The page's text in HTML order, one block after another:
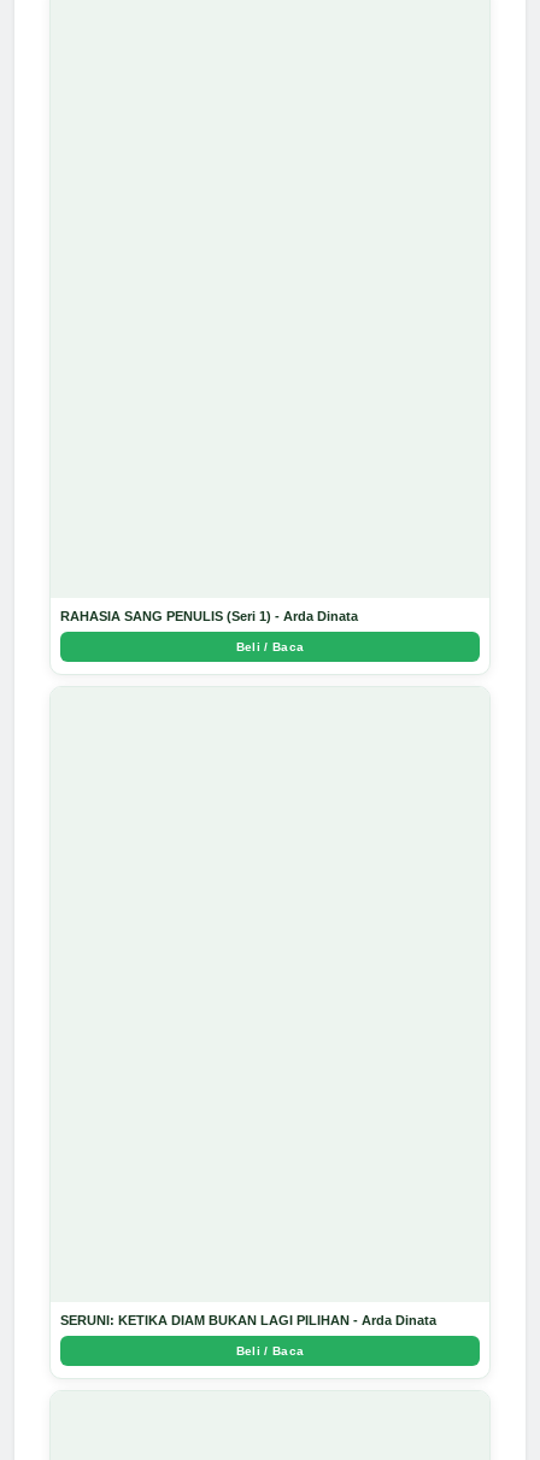
RAHASIA SANG PENULIS (Seri 1) - Arda Dinata
Beli / Baca
SERUNI: KETIKA DIAM BUKAN LAGI PILIHAN - Arda Dinata
Beli / Baca